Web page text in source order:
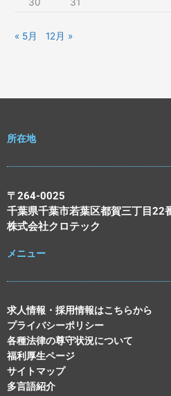
« 5月 12月 »
所在地
〒264-0025
千葉県千葉市若葉区都賀三丁目22
株式会社クロテック
メニュー
求人情報・採用情報はこちらから
プライバシーポリシー
各種法律の尊守状況について
福利厚生ページ
サイトマップ
多言語紹介